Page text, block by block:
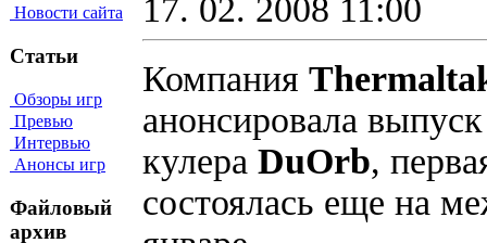
Новости сайта
Статьи
Обзоры игр
Превью
Интервью
Анонсы игр
Файловый
архив
17. 02. 2008 11:00
Компания
анонсировала
кулера DuOrb,
состоялась еще на